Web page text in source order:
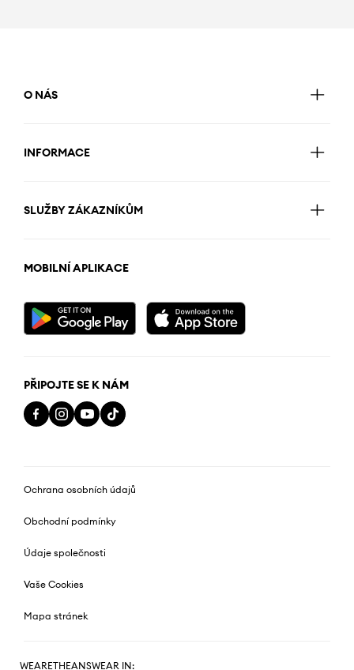
O NÁS
INFORMACE
SLUŽBY ZÁKAZNÍKŮM
MOBILNÍ APLIKACE
PŘIPOJTE SE K NÁM
Ochrana osobních údajů
Obchodní podmínky
Údaje společnosti
Vaše Cookies
Mapa stránek
WEARETHEANSWEAR IN: